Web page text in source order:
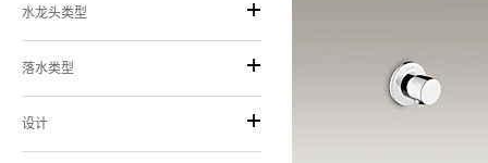
水龙头类型
落水类型
设计